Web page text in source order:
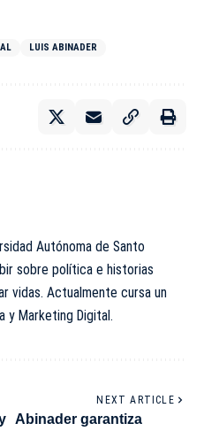
LUIS ABINADER
Autónoma de Santo
sobre política e historias
vidas. Actualmente cursa un
y Marketing Digital.
NEXT ARTICLE
Abinader garantiza